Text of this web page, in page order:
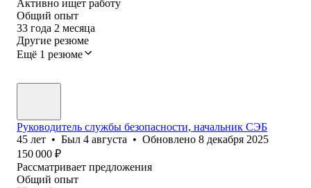
Активно ищет работу
Общий опыт
33 года 2 месяца
Другие резюме
Ещё 1 резюме
Руководитель службы безопасности, начальник СЭБ
45 лет • Был 4 августа • Обновлено 8 декабря 2025
150 000 ₽
Рассматривает предложения
Общий опыт